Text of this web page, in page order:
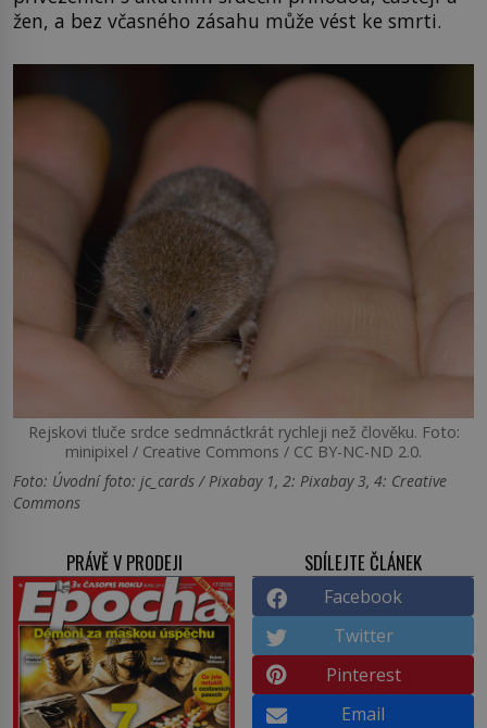
žen, a bez včasného zásahu může vést ke smrti.
Rejskovi tluče srdce sedmnáctkrát rychleji než člověku. Foto:
minipixel / Creative Commons / CC BY-NC-ND 2.0.
Foto: Úvodní foto: jc_cards / Pixabay 1, 2: Pixabay 3, 4: Creative
Commons
PRÁVĚ V PRODEJI SDÍLEJTE ČLÁNEK
Facebook
Twitter
Pinterest
Email